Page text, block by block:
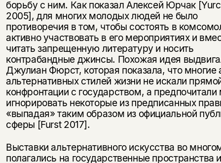
борьбу с ним. Как показал Алексей Юрчак
2005], для многих молодых людей не было
противоречия в том, чтобы состоять в
активно участвовать в его мероприятиях и
читать запрещенную литературу и носить
контрабандные джинсы. Похожая идея
Джулиан Фюрст, которая показала, что многие
альтернативных стилей жизни не искали
конфронтации с государством, а
игнорировать некоторые из предписанных
«выпадая» таким образом из официальной
сферы [Furst 2017].
Выставки альтернативного искусства во
полагались на государственные пространства